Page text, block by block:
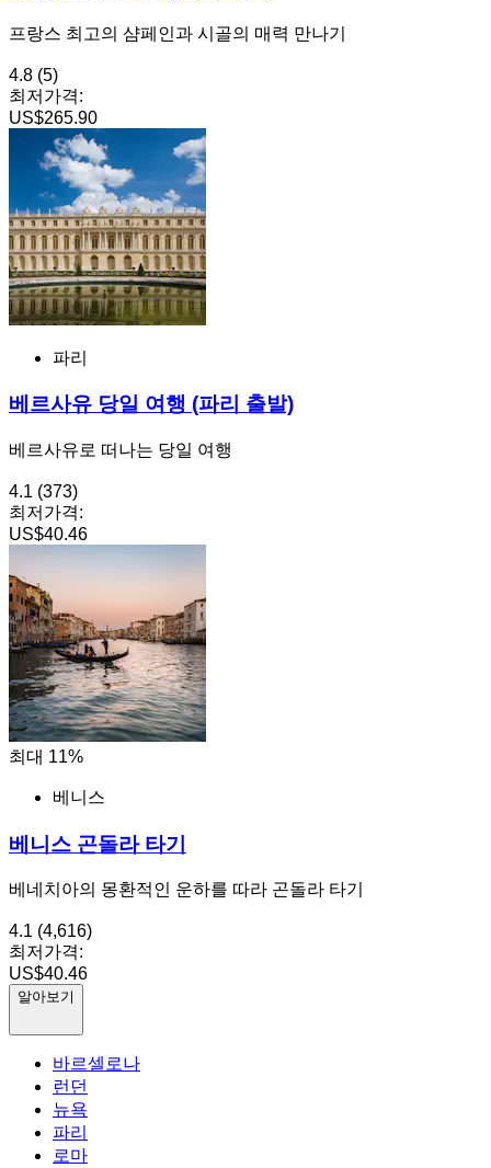
프랑스 최고의 샴페인과 시골의 매력 만나기
4.8 (5)
최저가격:
US$265.90
파리
베르사유 당일 여행 (파리 출발)
베르사유로 떠나는 당일 여행
4.1 (373)
최저가격:
US$40.46
최대 11%
베니스
베니스 곤돌라 타기
베네치아의 몽환적인 운하를 따라 곤돌라 타기
4.1 (4,616)
최저가격:
US$40.46
알아보기
바르셀로나
런던
뉴욕
파리
로마